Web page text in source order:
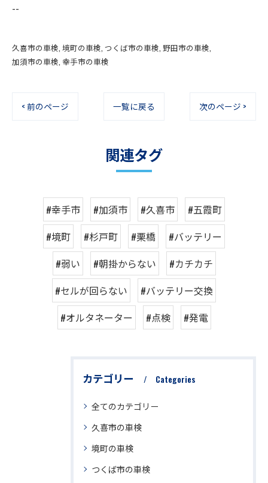
--
久喜市の車検 境町の車検 つくば市の車検 野田市の車検
加須市の車検 幸手市の車検
< 前のページ 一覧に戻る 次のページ >
関連タグ
#幸手市 #加須市 #久喜市
#五霞町
#境町
#杉戸町 #栗橋
#バッテリー
#弱い
#朝掛からない
#カチカチ
#セルが回らない
#バッテリー交換
#オルタネーター
#点検 #発電
カテゴリー Categories
全てのカテゴリー
久喜市の車検
境町の車検
つくば市の車検